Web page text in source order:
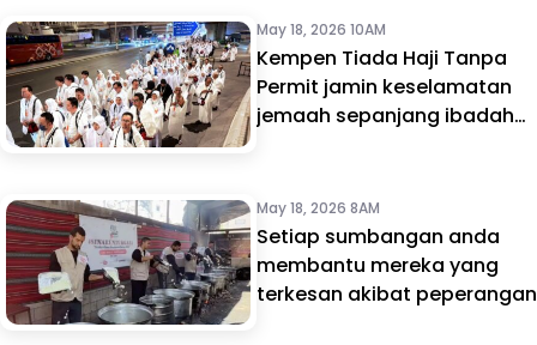
May 18, 2026 10AM
Kempen Tiada Haji Tanpa
Permit jamin keselamatan
jemaah sepanjang ibadah
May 18, 2026 8AM
Setiap sumbangan anda
membantu mereka yang
terkesan akibat peperangan